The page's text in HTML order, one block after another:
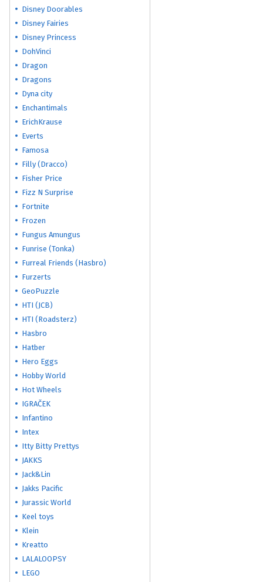
Disney Doorables
Disney Fairies
Disney Princess
DohVinci
Dragon
Dragons
Dyna city
Enchantimals
ErichKrause
Everts
Famosa
Filly (Dracco)
Fisher Price
Fizz N Surprise
Fortnite
Frozen
Fungus Amungus
Funrise (Tonka)
Furreal Friends (Hasbro)
Furzerts
GeoPuzzle
HTI (JCB)
HTI (Roadsterz)
Hasbro
Hatber
Hero Eggs
Hobby World
Hot Wheels
IGRAČEK
Infantino
Intex
Itty Bitty Prettys
JAKKS
Jack&Lin
Jakks Pacific
Jurassic World
Keel toys
Klein
Kreatto
LALALOOPSY
LEGO